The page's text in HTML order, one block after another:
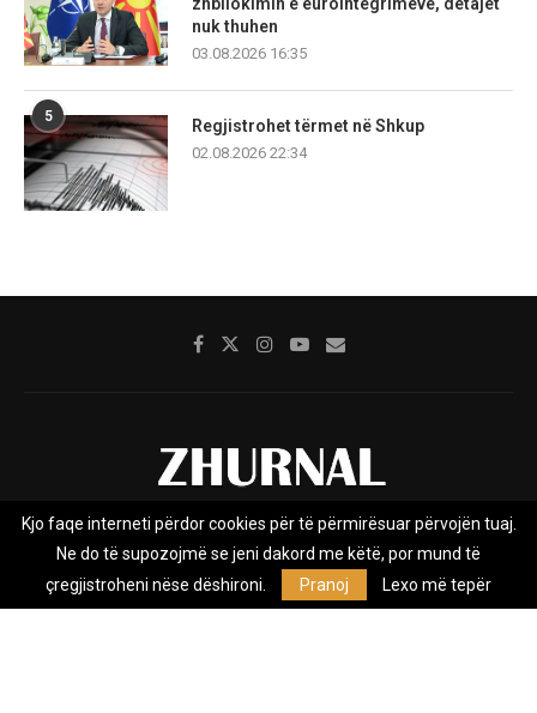
nuk thuhen
03.08.2026 16:35
5
Regjistrohet tërmet në Shkup
02.08.2026 22:34
Rreth nesh Impresumi Marketing
Privacy Policy
Zhurnal.mk është Agjenci e Lajmeve e pavarur, e themeluar në vitin
Kjo faqe interneti përdor cookies për të përmirësuar përvojën tuaj.
Ne do të supozojmë se jeni dakord me këtë, por mund të
çregjistroheni nëse dëshironi.
Pranoj Lexo më tepër